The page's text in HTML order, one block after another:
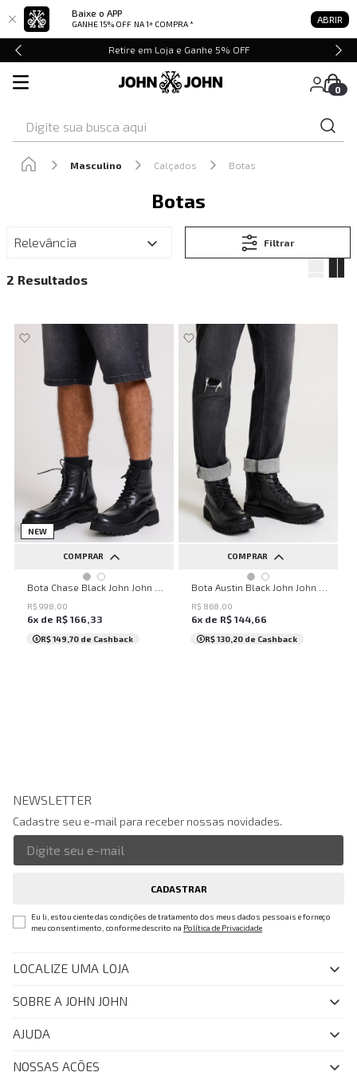
Baixe o APP
GANHE 15% OFF NA 1ª COMPRA * ABRIR
Retire em Loja e Ganhe 5% OFF
0
Masculino Calçados Botas
Botas
Relevância Filtrar
2
NEW
COMPRAR
38 39 40 41
42
R$ 998 00
6x de R$ 166 33
R$ 149,70 de Cashback
COMPRAR
38 39 40 41
42
R$ 868 00
6x de R$ 144 66
R$ 130,20 de Cashback
NEWSLETTER
Cadastre seu e-mail para receber nossas novidades.
CADASTRAR
Eu li, estou ciente das condições de tratamento dos meus dados pessoais e forneço
meu consentimento, conforme descrito na Política de Privacidade
LOCALIZE UMA LOJA
SOBRE A JOHN JOHN
Quem Somos
AJUDA
FAQ
NOSSAS AÇÕES